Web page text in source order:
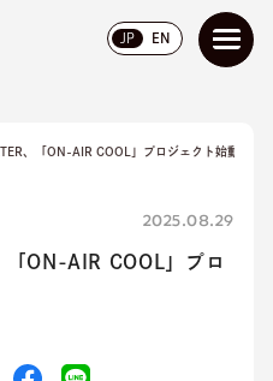
JP EN
、「ON-AIR COOL」プロジェクト始動
2025.08.29
「ON-AIR COOL」プロ